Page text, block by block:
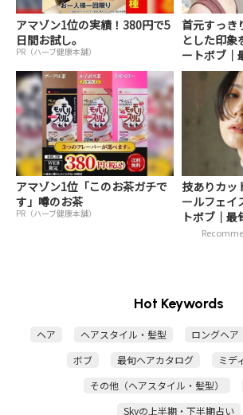
アマゾン1位の実績！380円で5
日間お試し。
PR（ハーブ健康本舗）
首元すっき
とした印象
ートボブ｜
アマゾン1位「このお茶ガチで
す」噂のお茶
PR（ハーブ健康本舗）
技ありカッ
ールフェイ
トボブ｜
Hot Keywords
ヘア ヘアスタイル・髪型 ロングヘア
ボブ
最旬ヘアカタログ
ミデ
その他（ヘアスタイル・髪型）
Skyの上半期・下半期占い